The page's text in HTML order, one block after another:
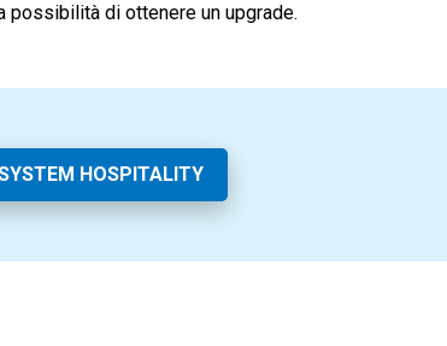
possibilità di ottenere un upgrade.
HOSPITALITY